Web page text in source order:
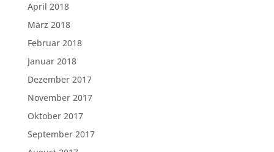
April 2018
März 2018
Februar 2018
Januar 2018
Dezember 2017
November 2017
Oktober 2017
September 2017